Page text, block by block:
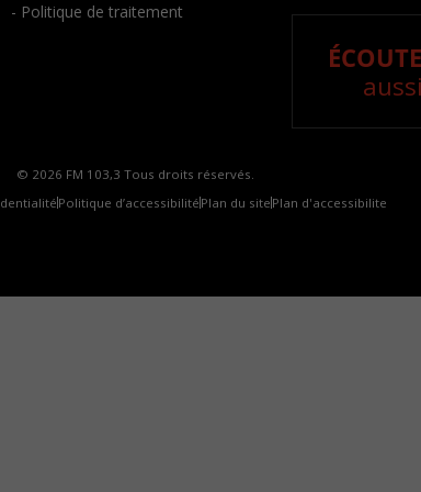
- Politique de traitement
© 2026 FM 103,3 Tous droits réservés.
Politique d’accessibilité Plan du site Plan d'accessibilite